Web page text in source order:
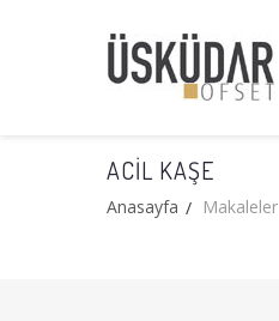
ACIL KAŞE
Anasayfa Makaleler